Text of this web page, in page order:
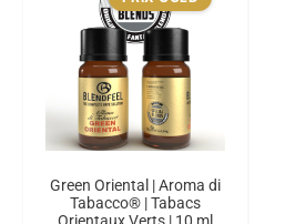
Green Oriental | Aroma di
Tabacco® | Tabacs